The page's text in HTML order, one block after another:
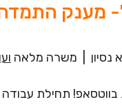
מענק
נסיון משרה מלאה